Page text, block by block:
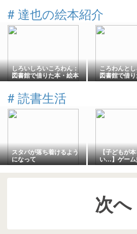
# 達也の絵本紹介
しろいしろいころわん：
図書館で借りた本・絵本
【277冊目】レビュー・
ころわんと
図書館で借
【276冊目】
# 読書生活
スタバが落ち着けるよう
になって
【子どもが
い…】ゲーム
書習慣がつ
法”とは？
次へ